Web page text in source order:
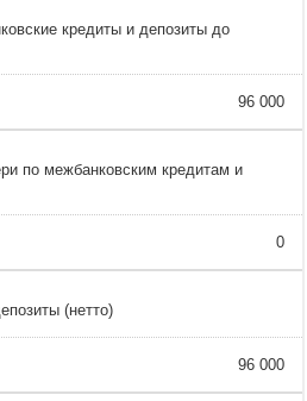
кредиты и депозиты до
96 000
по межбанковским кредитам и
0
(нетто)
96 000